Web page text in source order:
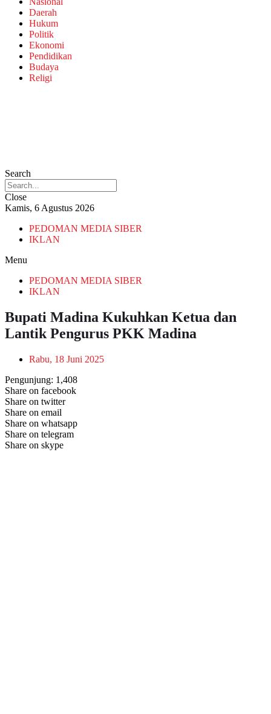
Daerah
Hukum
Politik
Ekonomi
Pendidikan
Budaya
Religi
Search
Close
Kamis, 6 Agustus 2026
PEDOMAN MEDIA SIBER
IKLAN
Menu
PEDOMAN MEDIA SIBER
IKLAN
Bupati Madina Kukuhkan Ketua dan
Lantik Pengurus PKK Madina
Rabu, 18 Juni 2025
Pengunjung: 1,408
Share on facebook
Share on twitter
Share on email
Share on whatsapp
Share on telegram
Share on skype